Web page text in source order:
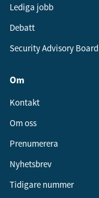
Lediga jobb
Debatt
Security Advisory Board
Om
Kontakt
Om oss
Prenumerera
Nyhetsbrev
Tidigare nummer